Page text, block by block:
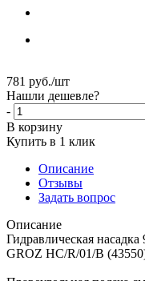
781 руб./шт
Нашли дешевле?
-
В корзину
Купить в 1 клик
Описание
Отзывы
Задать вопрос
Описание
Гидравлическая
GROZ HC/R/01/B